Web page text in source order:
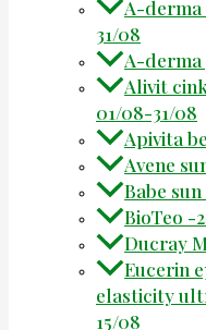
A-derma
31/08
A-derma
Alivit
01/08-31/08
Apivita
Avene
Babe
BioTeo -
Ducray
Eucerin
elasticity
15/08